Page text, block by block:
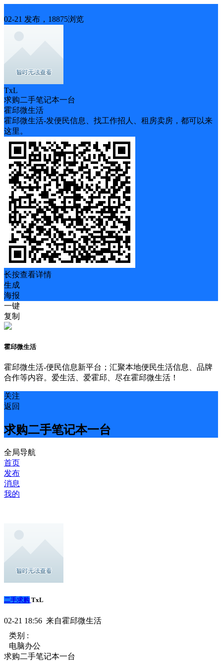
02-21 发布，18875浏览
TxL
求购二手笔记本一台
霍邱微生活
霍邱微生活-发便民信息、找工作招人、租房卖房，都可以来
这里。
长按查看详情
生成
海报
一键
复制
霍邱微生活
霍邱微生活-便民信息新平台；汇聚本地便民生活信息、品牌
合作等内容。爱生活、爱霍邱、尽在霍邱微生活！
关注
返回
求购二手笔记本一台
全局导航
首页
发布
消息
我的
二手求购 TxL
02-21 18:56 来自霍邱微生活
类别 :
电脑办公
求购二手笔记本一台